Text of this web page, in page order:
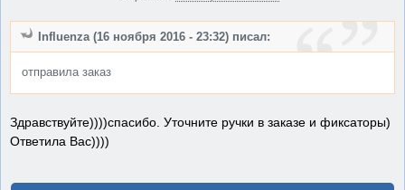
Influenza (16 ноября 2016 - 23:32) писал:
отправила заказ
Здравствуйте))))спасибо. Уточните ручки в заказе и фиксаторы)
Ответила Вас))))